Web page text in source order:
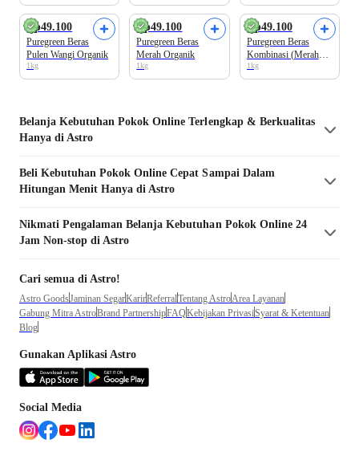
Rp49.100
Puregreen Beras
Pulen Wangi Organik
1kg
Rp49.100
Puregreen Beras
Merah Organik
1kg
Rp49.100
Puregreen Beras
Kombinasi (Merah
Putih) Organik
1kg
BelanjaKebutuhan Pokok Online Terlengkap & Berkualitas
Hanya di Astro
BeliKebutuhan Pokok Online Cepat Sampai Dalam
Hitungan Menit Hanya di Astro
Nikmati Pengalaman BelanjaKebutuhan PokokOnline 24
Jam Non-stop di Astro
Cari semua di Astro!
Astro GoodsJaminan SegarKarirReferralTentang AstroArea Layanan
Gabung Mitra AstroBrand PartnershipFAQKebijakan PrivasiSyarat & Ketentuan
Blog
Gunakan Aplikasi Astro
Social Media